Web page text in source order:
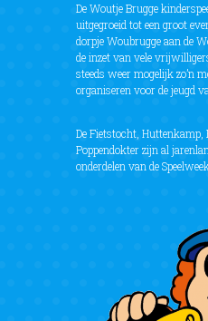
De Woutje Brugge
uitgegroeid tot een groot
dorpje Woubrugge aan de
de inzet van vele
steeds weer mogelijk zo’n
organiseren voor de jeugd
De Fietstocht, Huttenkamp,
Poppendokter zijn al
onderdelen van de